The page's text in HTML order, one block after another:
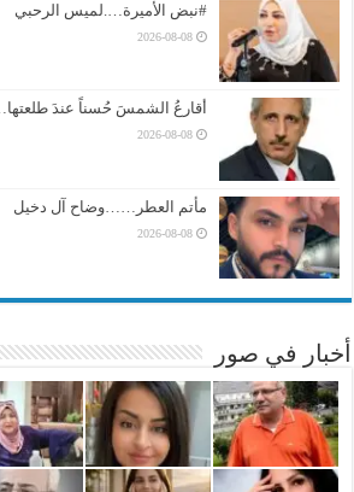
#نبض الأميرة….لميس الرحبي
2026-08-08
أقارعُ الشمسَ حُسناً عندَ
2026-08-08
مأتم العطر……وضاح آل دخيل
2026-08-08
أخبار في صور